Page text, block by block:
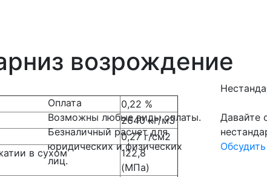
возрождение
0,22 %
2640 кг/м3
0,27 г/см2
в сухом
122,8
(МПа)
Оплата
Возможны любые виды оплаты.
Безналичный расчет для
юридических и физических
лиц.
Давайте
Обсудить